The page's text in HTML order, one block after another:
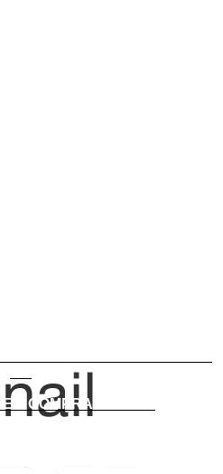
AS COMPRAS SUPERIORES A
COMPRAS DE 39€